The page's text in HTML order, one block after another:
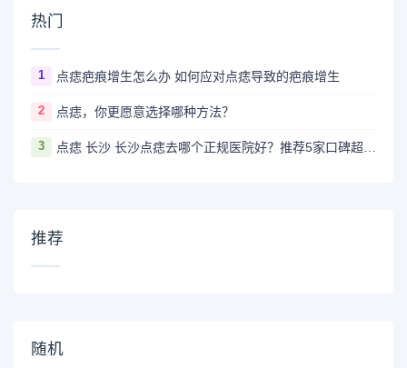
热门
1 点痣疤痕增生怎么办 如何应对点痣导致的疤痕增生
2 点痣，你更愿意选择哪种方法？
3 点痣 长沙 长沙点痣去哪个正规医院好？推荐5家口碑超棒且价格实惠的好医院
推荐
随机